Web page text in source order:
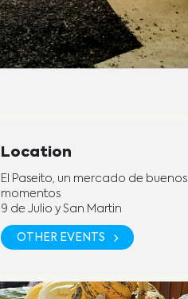
Location
El Paseito, un mercado de buenos
momentos
9 de Julio y San Martin
OTHER EVENTS